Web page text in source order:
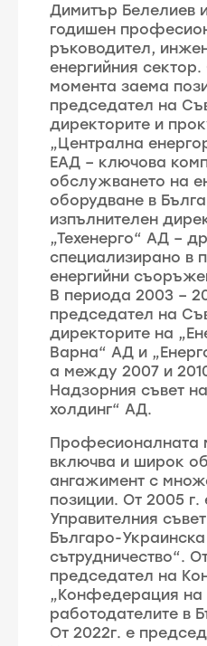
Димитър Белелиев
годишен
ръководител,
енергийния
момента заема
председател на
директорите и
„Централна
ЕАД – ключова
обслужването на
оборудване в
изпълнителен
„Техенерго“ АД –
специализирано в
енергийни
В периода 2003 –
председател на
директорите на
Варна“ АД и
а между 2007 и
Надзорния съвет
холдинг“ АД.
Професионалната
включва и широк
ангажимент с
позиции. От 2005
Управителния
Българо-
сътрудничество“.
председател на
„Конфедерация на
работодателите в
От 2022г. е